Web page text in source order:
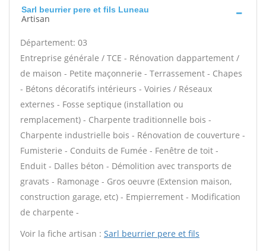
Sarl beurrier pere et fils Luneau
Artisan
Département: 03
Entreprise générale / TCE - Rénovation dappartement /
de maison - Petite maçonnerie - Terrassement - Chapes
- Bétons décoratifs intérieurs - Voiries / Réseaux
externes - Fosse septique (installation ou
remplacement) - Charpente traditionnelle bois -
Charpente industrielle bois - Rénovation de couverture -
Fumisterie - Conduits de Fumée - Fenêtre de toit -
Enduit - Dalles béton - Démolition avec transports de
gravats - Ramonage - Gros oeuvre (Extension maison,
construction garage, etc) - Empierrement - Modification
de charpente -
Voir la fiche artisan : Sarl beurrier pere et fils